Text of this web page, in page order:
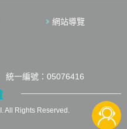
網站導覽
統一編號：05076416
All Rights Reserved.